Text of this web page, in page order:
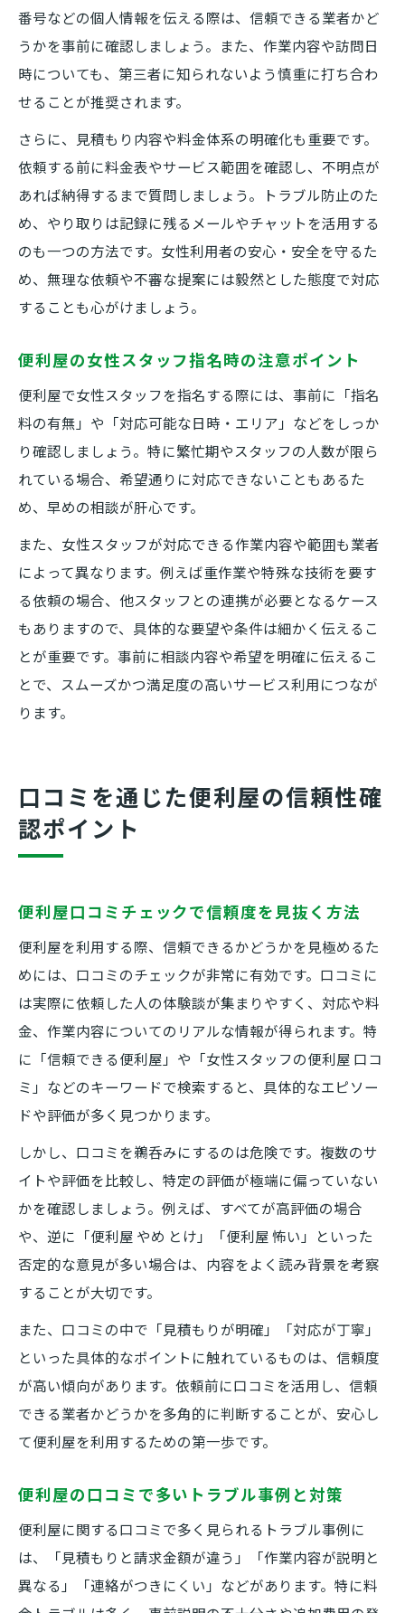
番号などの個人情報を伝える際は、信頼できる業者かど
うかを事前に確認しましょう。また、作業内容や訪問日
時についても、第三者に知られないよう慎重に打ち合わ
せることが推奨されます。
さらに、見積もり内容や料金体系の明確化も重要です。
依頼する前に料金表やサービス範囲を確認し、不明点が
あれば納得するまで質問しましょう。トラブル防止のた
め、やり取りは記録に残るメールやチャットを活用する
のも一つの方法です。女性利用者の安心・安全を守るた
め、無理な依頼や不審な提案には毅然とした態度で対応
することも心がけましょう。
便利屋の女性スタッフ指名時の注意ポイント
便利屋で女性スタッフを指名する際には、事前に「指名
料の有無」や「対応可能な日時・エリア」などをしっか
り確認しましょう。特に繁忙期やスタッフの人数が限ら
れている場合、希望通りに対応できないこともあるた
め、早めの相談が肝心です。
また、女性スタッフが対応できる作業内容や範囲も業者
によって異なります。例えば重作業や特殊な技術を要す
る依頼の場合、他スタッフとの連携が必要となるケース
もありますので、具体的な要望や条件は細かく伝えるこ
とが重要です。事前に相談内容や希望を明確に伝えるこ
とで、スムーズかつ満足度の高いサービス利用につなが
ります。
口コミを通じた便利屋の信頼性確
認ポイント
便利屋口コミチェックで信頼度を見抜く方法
便利屋を利用する際、信頼できるかどうかを見極めるた
めには、口コミのチェックが非常に有効です。口コミに
は実際に依頼した人の体験談が集まりやすく、対応や料
金、作業内容についてのリアルな情報が得られます。特
に「信頼できる便利屋」や「女性スタッフの便利屋 口コ
ミ」などのキーワードで検索すると、具体的なエピソー
ドや評価が多く見つかります。
しかし、口コミを鵜呑みにするのは危険です。複数のサ
イトや評価を比較し、特定の評価が極端に偏っていない
かを確認しましょう。例えば、すべてが高評価の場合
や、逆に「便利屋 やめ とけ」「便利屋 怖い」といった
否定的な意見が多い場合は、内容をよく読み背景を考察
することが大切です。
また、口コミの中で「見積もりが明確」「対応が丁寧」
といった具体的なポイントに触れているものは、信頼度
が高い傾向があります。依頼前に口コミを活用し、信頼
できる業者かどうかを多角的に判断することが、安心し
て便利屋を利用するための第一歩です。
便利屋の口コミで多いトラブル事例と対策
便利屋に関する口コミで多く見られるトラブル事例に
は、「見積もりと請求金額が違う」「作業内容が説明と
異なる」「連絡がつきにくい」などがあります。特に料